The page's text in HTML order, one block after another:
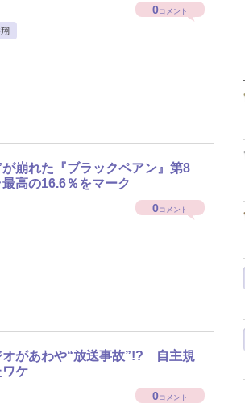
0コメント
崩れた『ブラックペアン』第8
高の16.6％をマーク
0コメント
オがあわや“放送事故”!? 自主規
ケ
0コメント